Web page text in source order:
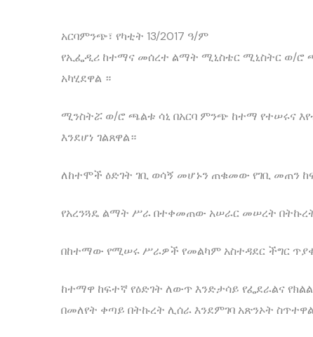
አርባምንጭ፣ የካቲት 13/2017 ዓ/ም
የኢፌዲሪ ከተማና መሰረተ ልማት ሚኒስቴር ሚኒስትር ወ/ሮ
አካሂደዋል ።
ሚንስትሯ ወ/ሮ ጫልቱ ሳኒ በአርባ ምንጭ ከተማ የተሠሩና
እንደሆነ ገልጸዋል።
ለከተሞች ዕድገት ገቢ ወሳኝ መሆኑን ጠቁመው የገቢ መጠን
የአረንጓዴ ልማት ሥራ በተቀመጠው አሠራር መሠረት
በከተማው የሚሠሩ ሥራዎች የመልካም አስተዳደር ችግር ጥያቄ
ከተማዋ ከፍተኛ የዕድገት ለውጥ እንድታሳይ የፌደራልና
በመለየት ቀጣይ በትኩረት ሊሰራ እንደምገባ አጽንኦት